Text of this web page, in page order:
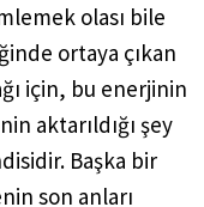
olası bile
ortaya çıkan
için, bu enerjinin
aktarıldığı şey
Başka bir
son anları